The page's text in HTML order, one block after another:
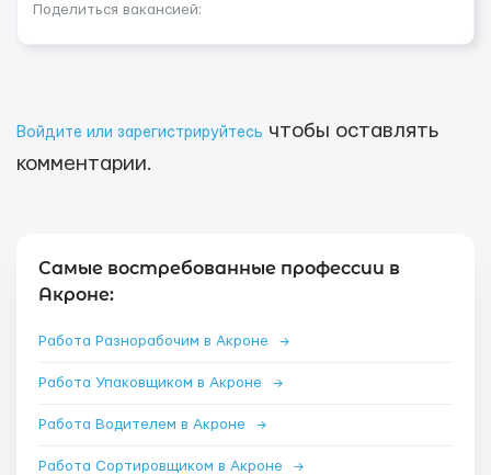
Поделиться вакансией:
Войдите или зарегистрируйтесь чтобы оставлять
комментарии.
Самые востребованные профессии в
Акроне:
Работа Разнорабочим в Акроне →
Работа Упаковщиком в Акроне →
Работа Водителем в Акроне →
Работа Сортировщиком в Акроне →